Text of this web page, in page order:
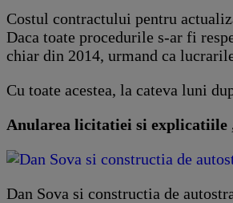
Costul contractului pentru
Daca toate procedurile s-ar fi
chiar din 2014, urmand ca
Cu toate acestea, la cateva luni
Anularea licitatiei si explicatiile
Dan Sova si constructia de